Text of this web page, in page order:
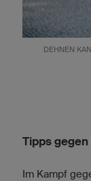
DEHNEN
Tipps
Im Kampf